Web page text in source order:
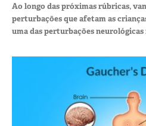
Ao longo das próximas rúbricas,
perturbações que afetam as
uma das perturbações neurológicas